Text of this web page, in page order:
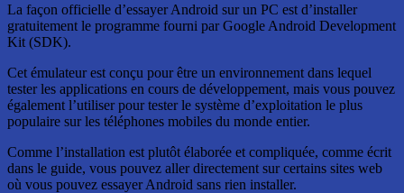
La façon officielle d’essayer Android sur un PC est d’installer
gratuitement le programme fourni par Google Android Development
Kit (SDK).
Cet émulateur est conçu pour être un environnement dans lequel
tester les applications en cours de développement, mais vous pouvez
également l’utiliser pour tester le système d’exploitation le plus
populaire sur les téléphones mobiles du monde entier.
Comme l’installation est plutôt élaborée et compliquée, comme écrit
dans le guide, vous pouvez aller directement sur certains sites web
où vous pouvez essayer Android sans rien installer.